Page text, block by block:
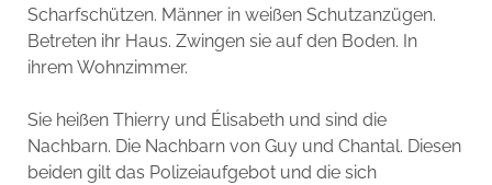
Scharfschützen. Männer in weißen Schutzanzügen.
Betreten ihr Haus. Zwingen sie auf den Boden. In
ihrem Wohnzimmer.
Sie heißen Thierry und Élisabeth und sind die
Nachbarn. Die Nachbarn von Guy und Chantal. Diesen
beiden gilt das Polizeiaufgebot und die sich